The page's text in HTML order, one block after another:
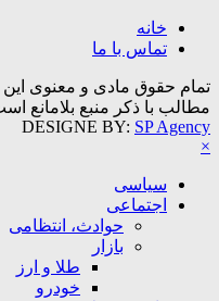
خانه
تماس با ما
تمام حقوق مادی و معنوی
مطالب با ذکر منبع بلامانع
DESIGNE BY: SP Agency
×
سیاسی
اجتماعی
حوادث، انتظامی
بازار
طلا و ارز
خودرو